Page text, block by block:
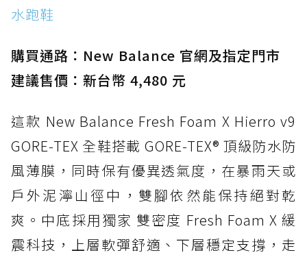
防水鞋推薦 15. Brooks Cascadia 19 GTX：注
水跑鞋
購買通路：New Balance 官網及指定門市
建議售價：新台幣 4,480 元
這款 New Balance Fresh Foam X Hierro v9
GORE-TEX 全鞋搭載 GORE-TEX® 頂級防水防
風薄膜，同時保有優異透氣度，在暴雨天或
戶外泥濘山徑中，雙腳依然能保持絕對乾
爽。中底採用獨家 雙密度 Fresh Foam X 緩
震科技，上層軟彈舒適、下層穩定支撐，走